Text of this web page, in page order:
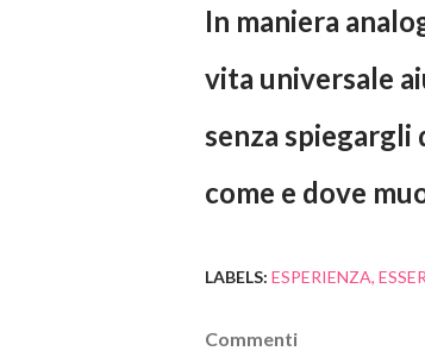
In maniera
vita universale
senza spiegargli
come e dove
LABELS: ESPERIENZA
Commenti